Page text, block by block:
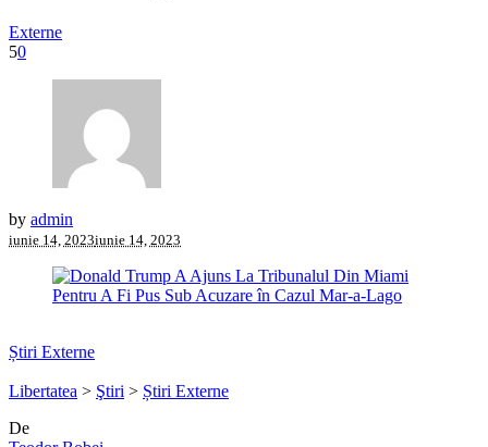
Externe
50
by admin
iunie 14, 2023iunie 14, 2023
Știri Externe
Libertatea > Ştiri > Știri Externe
De